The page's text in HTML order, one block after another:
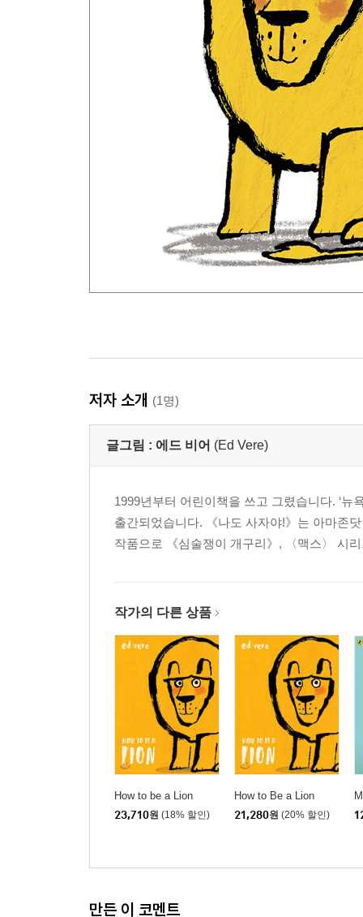
저자 소개 (1명)
글그림 : 에드 비어 (Ed Vere)
1999년부터 어린이책을 쓰고 그렸습니다. ‘
출간되었습니다. 《나도 사자야!》는 아마존
작품으로 《심술쟁이 개구리》, 〈맥스〉 시
작가의 다른 상품
How to be a Lion
23,710원 (18% 할인)
How to Be a Lion
21,280원 (20% 할인)
만든 이 코멘트